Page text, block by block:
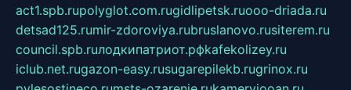
act1.spb.rupolyglot.com.rugidlipetsk.ruooo-driada.ru
detsad125.rumir-zdoroviya.rubruslanovo.rusiterem.ru
council.spb.ruлодкипатриот.рфkafekolizey.ru
iclub.net.rugazon-easy.rusugarepilekb.rugrinox.ru